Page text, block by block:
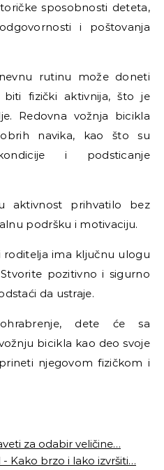
sposobnosti deteta,
i poštovanja
rutinu može doneti
fizički aktivnija, što je
Redovna vožnja bicikla
navika, kao što su
i podsticanje
aktivnost prihvatilo bez
podršku i motivaciju.
roditelja ima ključnu ulogu
pozitivno i sigurno
da ustraje.
dete će sa
bicikla kao deo svoje
njegovom fizičkom i
za odabir veličine…
Kako brzo i lako izvršiti…